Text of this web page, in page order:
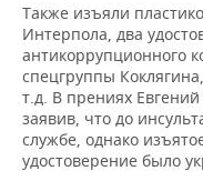
Также изъяли
Интерпола, два
антикоррупционного
спецгруппы
т.д. В прениях
заявив, что до
службе, однако
удостоверение было